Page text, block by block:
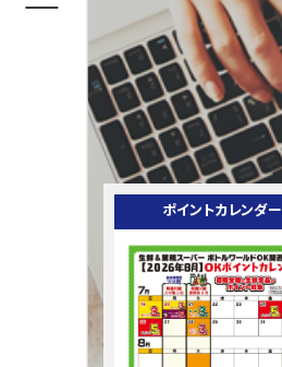
ポイントカレンダー